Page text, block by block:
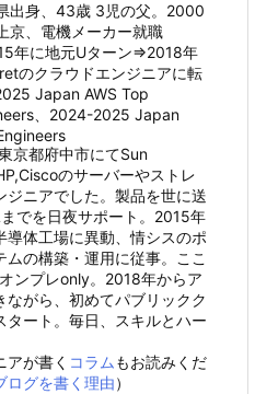
出身、43歳 3児の父。2000
京、電機メーカー就職
年に地元Uターン⇒2018年
のクラウドエンジニアに転
Japan AWS Top
、2024-2025 Japan
京都府中市にてSun
のサーバーやストレ
ジニアでした。製品を世に送
でを日夜サポート。2015年
導体工場に異動、情シスのポ
の構築・運用に従事。ここ
ンプレonly。2018年からア
ながら、初めてパブリックク
タート。毎日、スキルとハー
アが書く コラム もお読みくだ
ログを書く理由）